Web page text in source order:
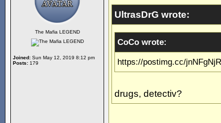
The Mafia LEGEND
Joined: Sun May 12, 2019 8:12 pm
Posts: 179
UltrasDrG wrote:
CoCo wrote:
https://postimg.cc/
drugs, detectiv?